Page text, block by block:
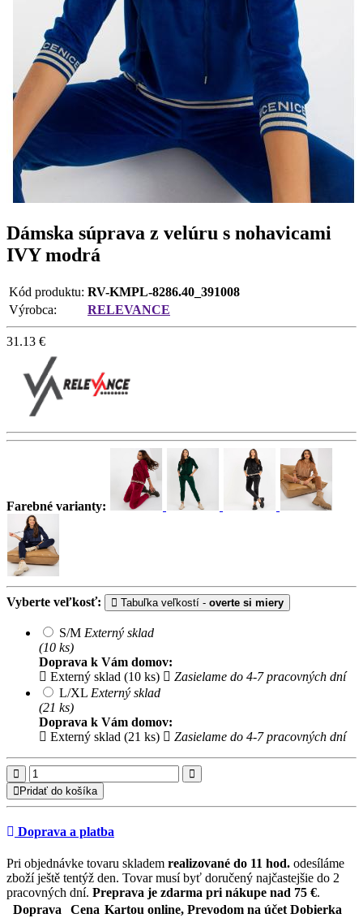
Dámska súprava z velúru s nohavicami
IVY modrá
Kód produktu: RV-KMPL-8286.40_391008
Výrobca:
RELEVANCE
31.13 €
Farebné varianty:
Vyberte veľkosť: Tabuľka veľkostí - overte si miery
S/M Externý sklad
(10 ks)
Doprava k Vám domov:
Externý sklad (10 ks)
Zasielame do 4-7 pracovných dní
L/XL Externý sklad
(21 ks)
Doprava k Vám domov:
Externý sklad (21 ks)
Zasielame do 4-7 pracovných dní
Pridať do košíka
Doprava a platba
Pri objednávke tovaru skladem realizované do 11 hod. odesíláme
zboží ještě tentýž den. Tovar musí byť doručený najčastejšie do 2
pracovných dní. Preprava je zdarma pri nákupe nad 75 €.
Doprava
Cena Kartou online, Prevodom na účet Dobierka